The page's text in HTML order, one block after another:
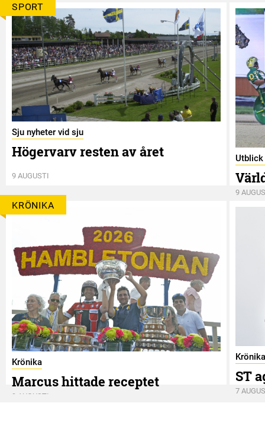
SPORT
Sju nyheter vid sju
Högervarv resten av året
9 AUGUSTI
Utblick
9
KRÖNIKA
Krönika
Marcus hittade receptet
9 AUGUSTI
Krönika
ST
7